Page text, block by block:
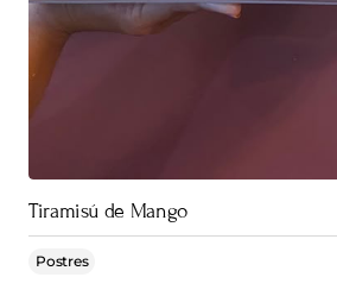
Tiramisú de Mango
Postres